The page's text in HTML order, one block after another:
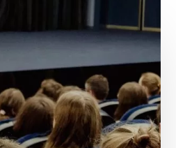
buduje
wspólnotę?